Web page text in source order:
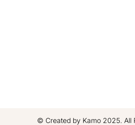
© Created by Kamo 2025. All